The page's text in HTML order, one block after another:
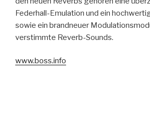
Federhall-Emulation und ein
sowie ein brandneuer
verstimmte Reverb-Sounds.
www.boss.info